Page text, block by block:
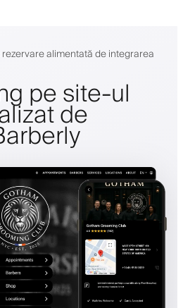
alimentată de integrarea
pe site-ul
de